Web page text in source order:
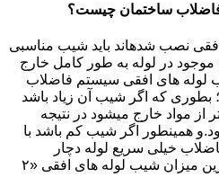
ساختمان چیست؟
نصب شدهاند باید شیب مناسبی
موجود در لوله به طور کامل خارج
لوله های افقی سیستم فاضلاب
بطوری که اگر شیب آن زیاد باشد
از مواد خارج میشود در نتیجه
همینطور اگر شیب کم باشد با
خیلی سریع لوله دچار
گرفتگی میشود.نکته:بهترین میزان شیب لوله های افقی «۲